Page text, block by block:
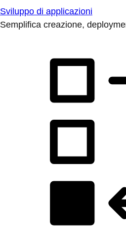
Sviluppo di applicazioni
Semplifica creazione,